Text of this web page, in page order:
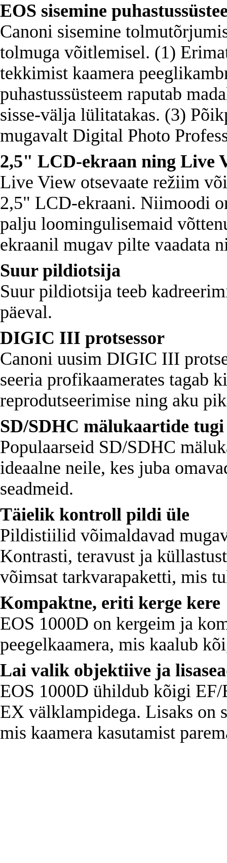
EOS sisemine
Canoni sisemine
tolmuga võitlemisel. (1)
tekkimist kaamera
puhastussüsteem raputab
sisse-välja lülitatakas. (3)
mugavalt Digital Photo
2,5" LCD-ekraan ning Live
Live View otsevaate režiim
2,5" LCD-ekraani. Niimoodi
palju loomingulisemaid
ekraanil mugav pilte vaadata
Suur pildiotsija
Suur pildiotsija teeb
päeval.
DIGIC III protsessor
Canoni uusim DIGIC III
seeria profikaamerates tagab
reprodutseerimise ning aku
SD/SDHC mälukaartide tugi
Populaarseid SD/SDHC
ideaalne neile, kes juba
seadmeid.
Täielik kontroll pildi üle
Pildistiilid võimaldavad
Kontrasti, teravust ja
võimsat tarkvarapaketti, mis
Kompaktne, eriti kerge kere
EOS 1000D on kergeim ja
peegelkaamera, mis kaalub
Lai valik objektiive ja
EOS 1000D ühildub kõigi
EX välklampidega. Lisaks on
mis kaamera kasutamist